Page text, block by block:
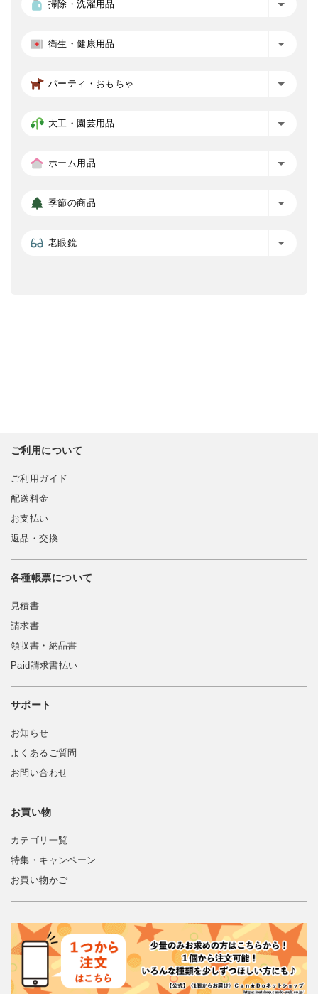
掃除・洗濯用品
衛生・健康用品
パーティ・おもちゃ
大工・園芸用品
ホーム用品
季節の商品
老眼鏡
ご利用について
ご利用ガイド
配送料金
お支払い
返品・交換
各種帳票について
見積書
請求書
領収書・納品書
Paid請求書払い
サポート
お知らせ
よくあるご質問
お問い合わせ
お買い物
カテゴリ一覧
特集・キャンペーン
お買い物かご